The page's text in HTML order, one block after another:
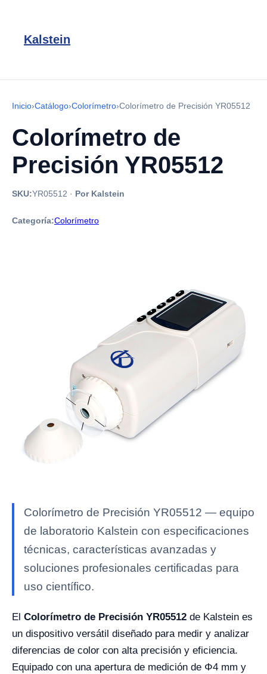
Kalstein
Inicio›Catálogo›Colorímetro›Colorímetro de Precisión YR05512
Colorímetro de
Precisión YR05512
SKU:YR05512 · Por Kalstein
Categoría:Colorímetro
Colorímetro de Precisión YR05512 — equipo
de laboratorio Kalstein con especificaciones
técnicas, características avanzadas y
soluciones profesionales certificadas para
uso científico.
El Colorímetro de Precisión YR05512 de Kalstein es
un dispositivo versátil diseñado para medir y analizar
diferencias de color con alta precisión y eficiencia.
Equipado con una apertura de medición de Φ4 mm y